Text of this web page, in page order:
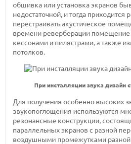
обшивка или установка экранов
недостаточной, и тогда приходится
перестраивать акустическое
времени реверберации
кессонами и пилястрами, а также
потолков.
При инсталляции звука дизайн
Для получения особенно высоких
звукопоглощения используются
резонансные конструкции,
параллельных экранов с разной
воздушными промежутками